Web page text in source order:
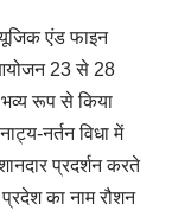
एंड फाइन
23 से 28
रूप से किया
नर्तन विधा में
प्रदर्शन करते
का नाम रौशन